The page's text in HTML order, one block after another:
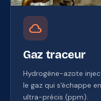
cloud
Gaz traceur
Hydrogène-azote
le gaz qui s'échappe
ultra-précis (ppm).